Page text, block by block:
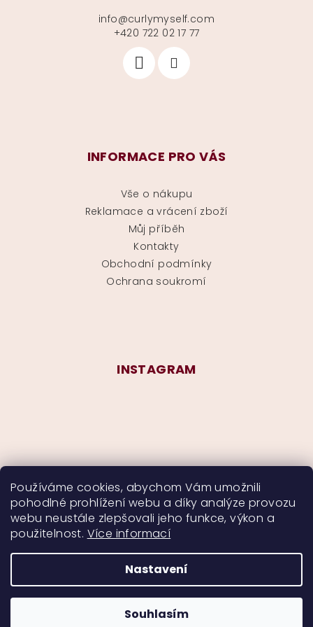
Používáme cookies, abychom Vám umožnili
pohodlné prohlížení webu a díky analýze provozu
webu neustále zlepšovali jeho funkce, výkon a
použitelnost. Více informací
Nastavení
Souhlasím
info@curlymyself.com
+420 722 02 17 77
INFORMACE PRO VÁS
Vše o nákupu
Reklamace a vrácení zboží
Můj příběh
Kontakty
Obchodní podmínky
Ochrana soukromí
INSTAGRAM
Sledovat na Instagramu